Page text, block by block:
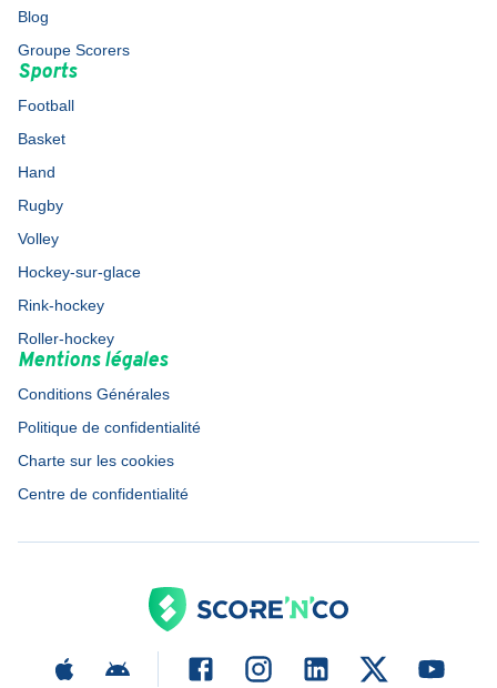
Blog
Groupe Scorers
Sports
Football
Basket
Hand
Rugby
Volley
Hockey-sur-glace
Rink-hockey
Roller-hockey
Mentions légales
Conditions Générales
Politique de confidentialité
Charte sur les cookies
Centre de confidentialité